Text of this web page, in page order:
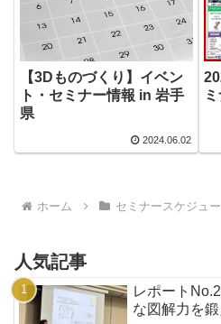
【3Dものづくり】イベン
ト・セミナー情報 in 岩手
県
2024.06.02
ホーム セミナースケジュ
人気記事
レポート
な図解力を